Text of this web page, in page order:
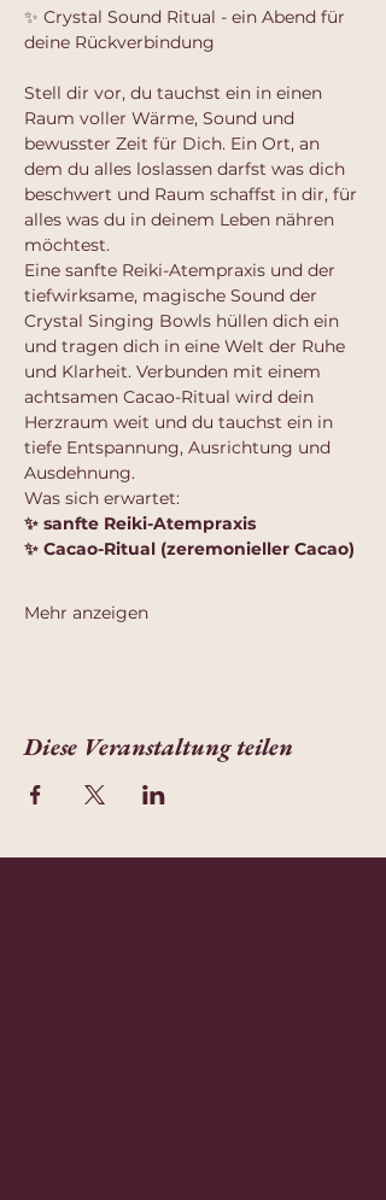
✨ Crystal Sound Ritual - ein Abend für
deine Rückverbindung
Stell dir vor, du tauchst ein in einen
Raum voller Wärme, Sound und
bewusster Zeit für Dich. Ein Ort, an
dem du alles loslassen darfst was dich
beschwert und Raum schaffst in dir, für
alles was du in deinem Leben nähren
möchtest.
Eine sanfte Reiki-Atempraxis und der
tiefwirksame, magische Sound der
Crystal Singing Bowls hüllen dich ein
und tragen dich in eine Welt der Ruhe
und Klarheit. Verbunden mit einem
achtsamen Cacao-Ritual wird dein
Herzraum weit und du tauchst ein in
tiefe Entspannung, Ausrichtung und
Ausdehnung.
Was sich erwartet:
✨ sanfte Reiki-Atempraxis
✨ Cacao-Ritual (zeremonieller Cacao)
Mehr anzeigen
Diese Veranstaltung teilen